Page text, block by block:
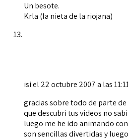
Un besote.
Krla (la nieta de la riojana)
isiel 22 octubre 2007 a las
gracias sobre todo de parte
que descubri tus videos no
luego me he ido animando
son sencillas divertidas y